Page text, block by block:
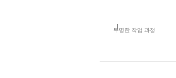
투명한 작업 과정